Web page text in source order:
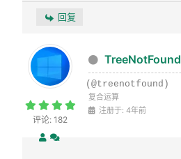
回复
评论: 182
TreeNotFound
(@treenotfound)
复合运算
注册于: 4年前